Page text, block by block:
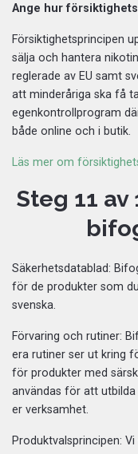
Ange hur
Försiktighetsprincipen
sälja och hantera
reglerade av EU samt
att minderåriga ska få
egenkontrollprogram
både online och i butik.
Läs mer om
Steg 11
Säkerhetsdatablad:
för de produkter som
svenska.
Förvaring och rutiner:
era rutiner ser ut kring
för produkter med
användas för att
er verksamhet.
Produktvalsprincipen: